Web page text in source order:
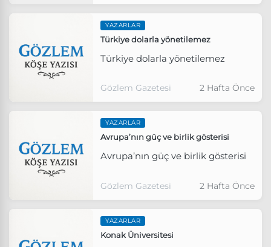
YAZARLAR
Türkiye dolarla yönetilemez
Türkiye dolarla yönetilemez
Gözlem Gazetesi 2 Hafta Önce
YAZARLAR
Avrupa’nın güç ve birlik gösterisi
Avrupa’nın güç ve birlik gösterisi
Gözlem Gazetesi 2 Hafta Önce
YAZARLAR
Konak Üniversitesi